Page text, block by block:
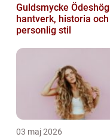
Guldsmycke Ödeshög
hantverk, historia och
personlig stil
03 maj 2026